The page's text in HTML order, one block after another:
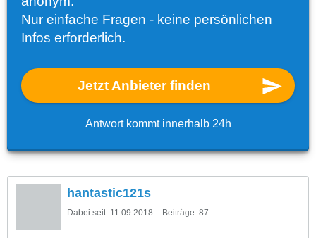
Nur einfache Fragen - keine persönlichen
Infos erforderlich.
Jetzt Anbieter finden
Antwort kommt innerhalb 24h
hantastic121s
Dabei seit: 11.09.2018 Beiträge: 87